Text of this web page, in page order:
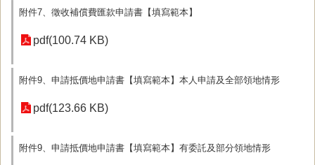
附件7、徵收補償費匯款申請書【填寫範本】
pdf(100.74 KB)
附件9、申請抵價地申請書【填寫範本】本人申請及全部領地情形
pdf(123.66 KB)
附件9、申請抵價地申請書【填寫範本】有委託及部分領地情形